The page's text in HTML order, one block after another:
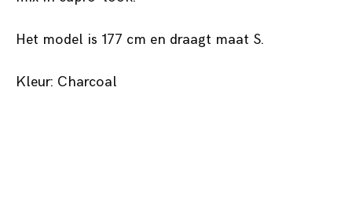
Het model is 177 cm en draagt maat S.
Kleur: Charcoal